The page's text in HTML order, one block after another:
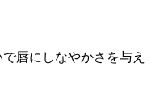
唇にしなやかさを与え